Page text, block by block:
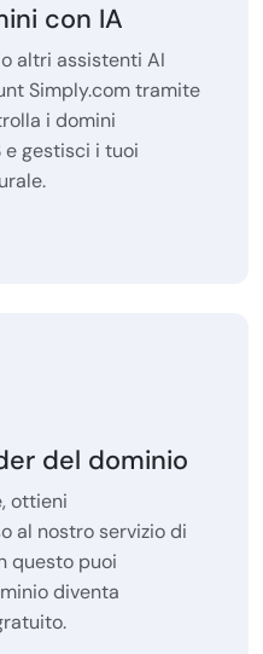
con IA
altri assistenti AI
Simply.com tramite
i domini
e gestisci i tuoi
del dominio
ottieni
al nostro servizio di
questo puoi
diventa